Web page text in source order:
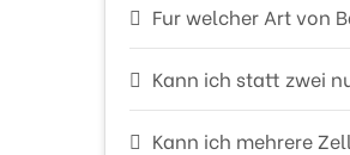
Fur welcher Art von
Kann ich statt zwei
Kann ich mehrere